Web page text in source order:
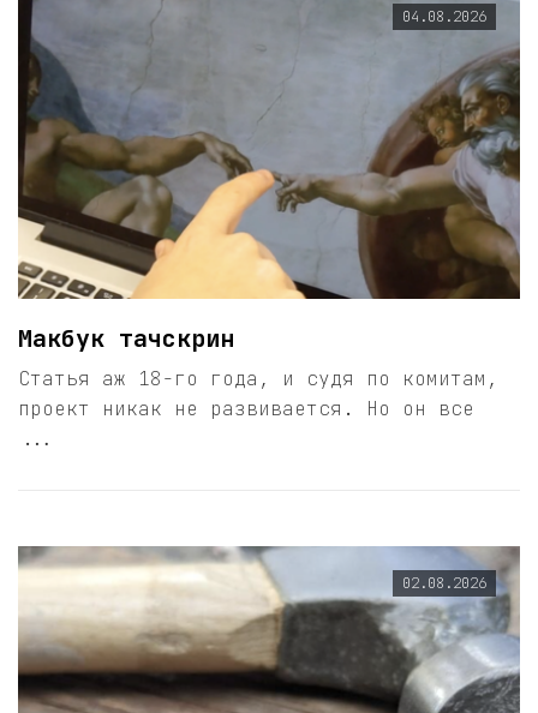
04.08.2026
Макбук тачскрин
Статья аж 18-го года, и судя по комитам,
проект никак не развивается. Но он все
...
02.08.2026